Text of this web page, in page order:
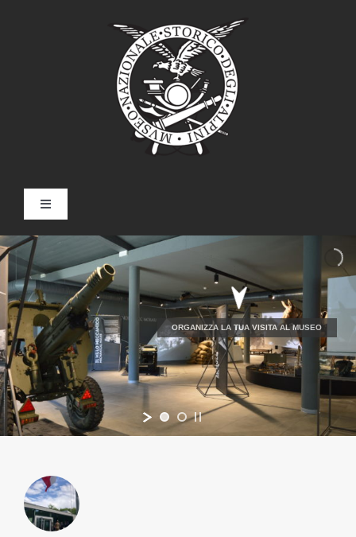
Toggle
Home
Il Museo
Doss Trento
Notizie dal Museo
Eventi
ORGANIZZA LA TUA VISITA AL MUSEO